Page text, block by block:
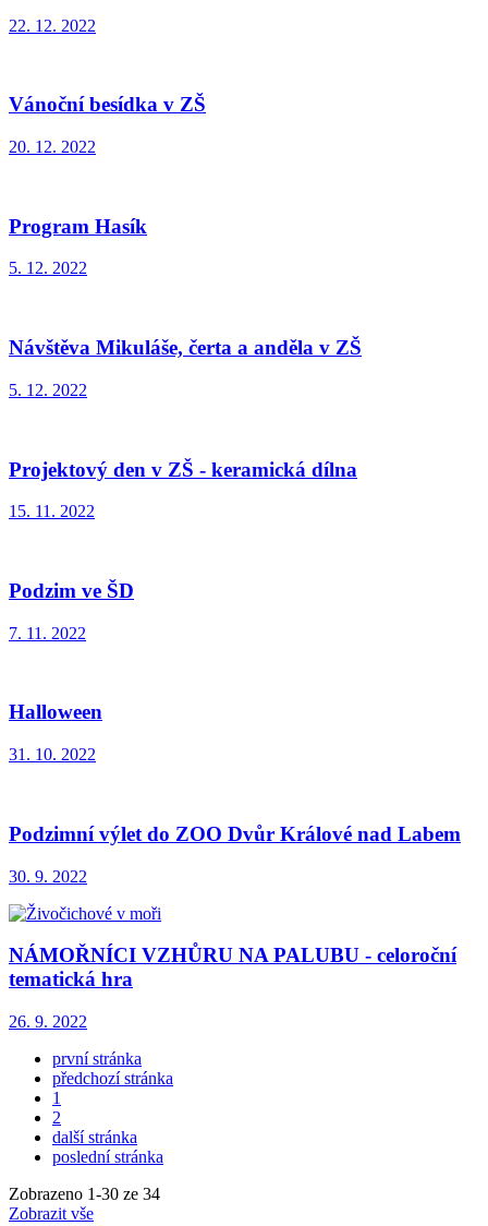
22. 12. 2022
Vánoční besídka v ZŠ
20. 12. 2022
Program Hasík
5. 12. 2022
Návštěva Mikuláše, čerta a anděla v ZŠ
5. 12. 2022
Projektový den v ZŠ - keramická dílna
15. 11. 2022
Podzim ve ŠD
7. 11. 2022
Halloween
31. 10. 2022
Podzimní výlet do ZOO Dvůr Králové nad Labem
30. 9. 2022
NÁMOŘNÍCI VZHŮRU NA PALUBU - celoroční
tematická hra
26. 9. 2022
první stránka
předchozí stránka
1
2
další stránka
poslední stránka
Zobrazeno 1-30 ze 34
Zobrazit vše